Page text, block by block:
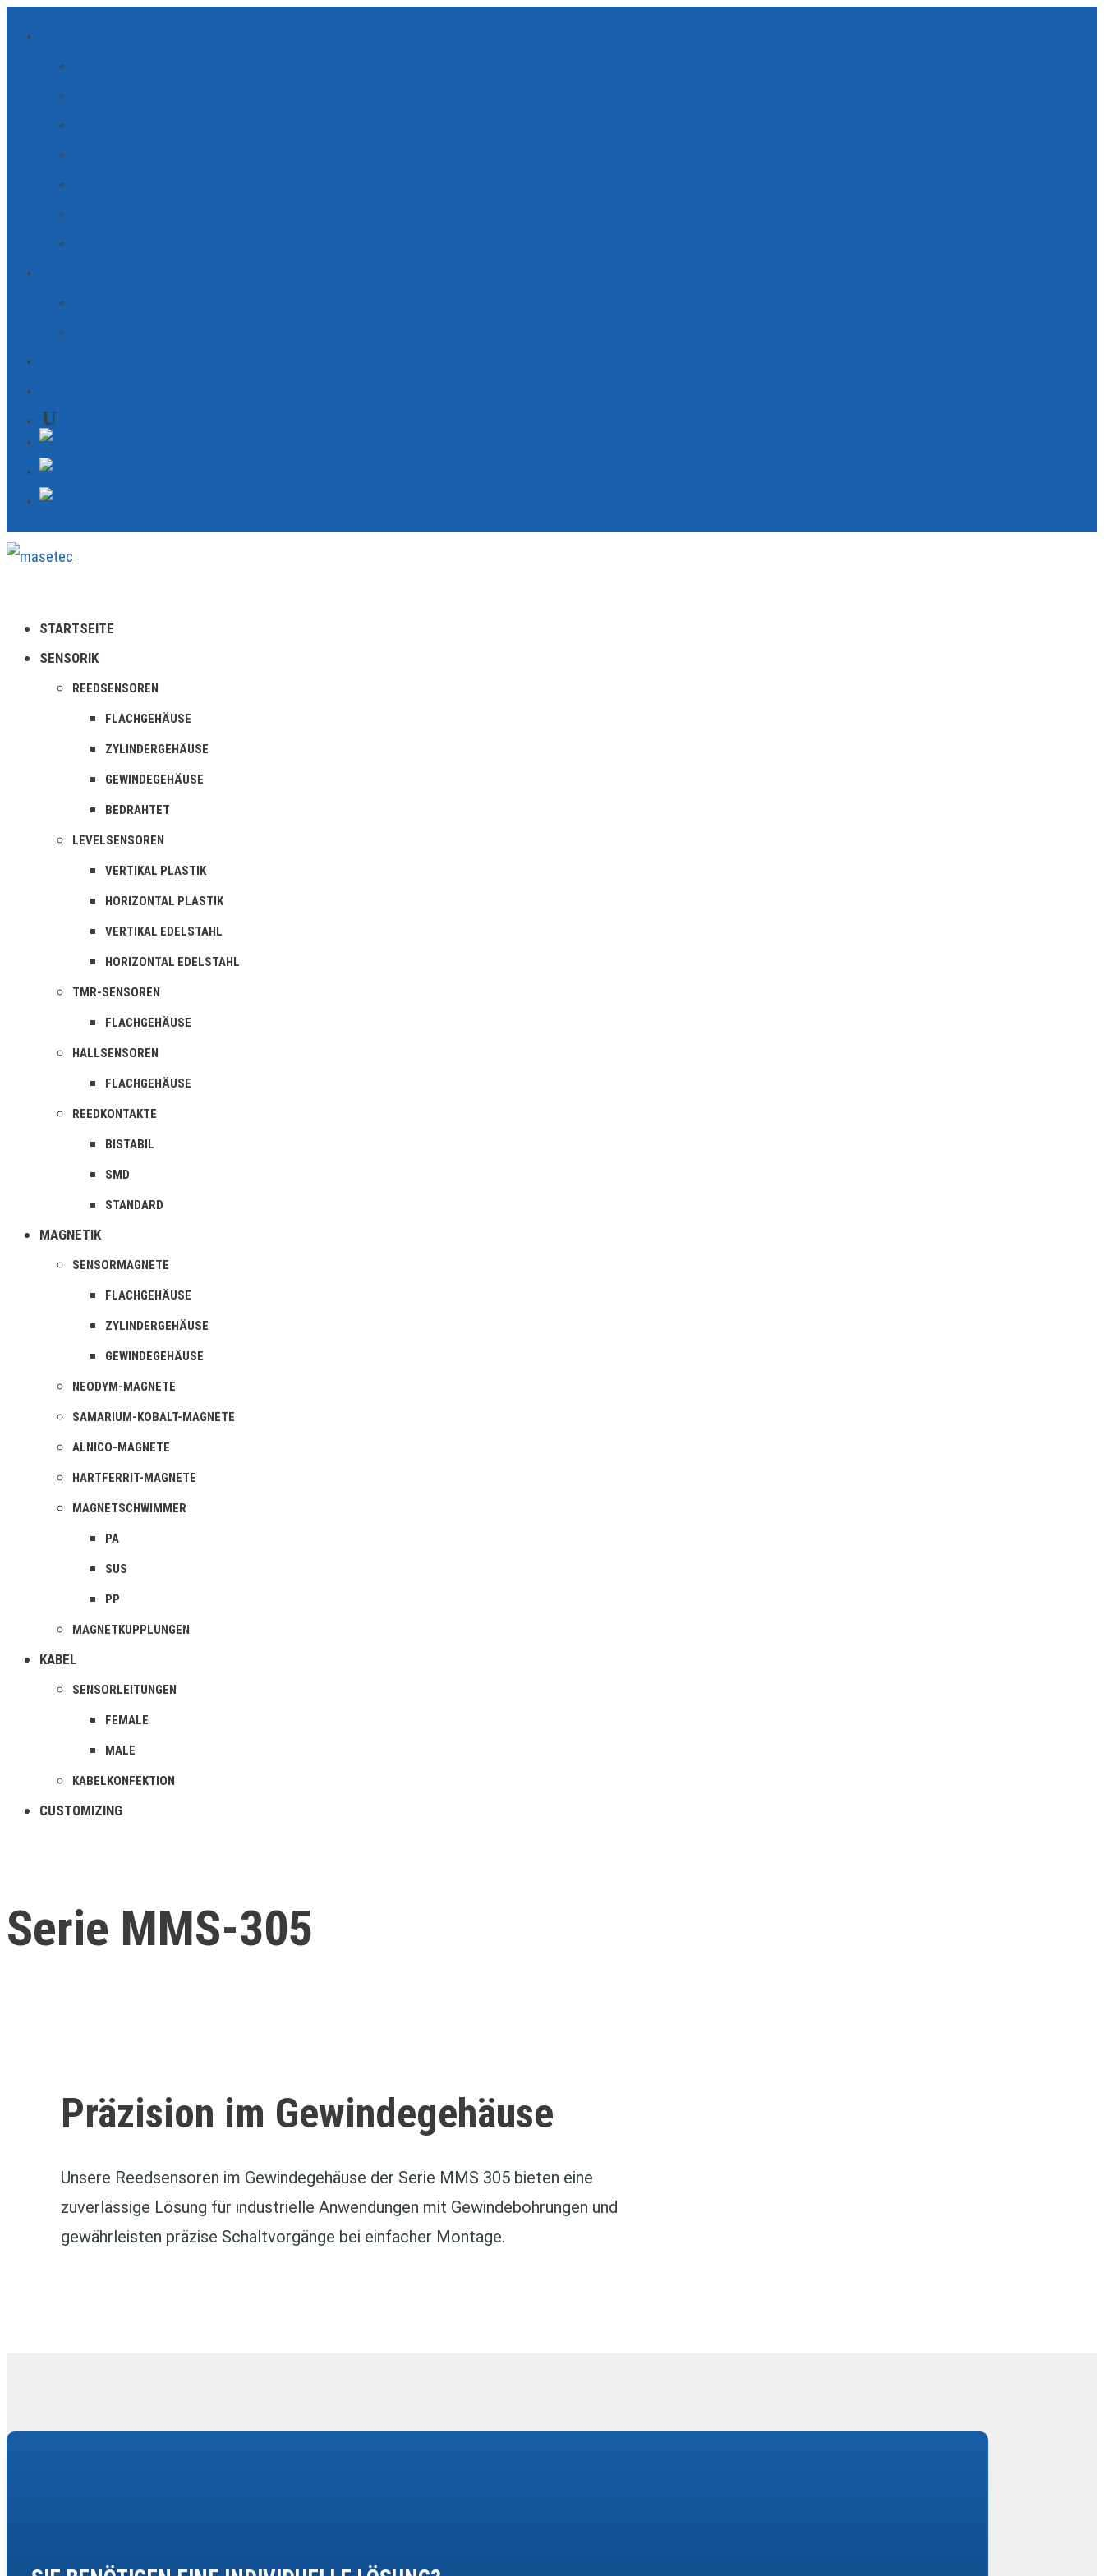
STARTSEITE
SENSORIK
REEDSENSOREN
FLACHGEHÄUSE
ZYLINDERGEHÄUSE
GEWINDEGEHÄUSE
BEDRAHTET
LEVELSENSOREN
VERTIKAL PLASTIK
HORIZONTAL PLASTIK
VERTIKAL EDELSTAHL
HORIZONTAL EDELSTAHL
TMR-SENSOREN
FLACHGEHÄUSE
HALLSENSOREN
FLACHGEHÄUSE
REEDKONTAKTE
BISTABIL
SMD
STANDARD
MAGNETIK
SENSORMAGNETE
FLACHGEHÄUSE
ZYLINDERGEHÄUSE
GEWINDEGEHÄUSE
NEODYM-MAGNETE
SAMARIUM-KOBALT-MAGNETE
ALNICO-MAGNETE
HARTFERRIT-MAGNETE
MAGNETSCHWIMMER
PA
SUS
PP
MAGNETKUPPLUNGEN
KABEL
SENSORLEITUNGEN
FEMALE
MALE
KABELKONFEKTION
CUSTOMIZING
Serie MMS-305
Präzision im Gewindegehäuse
Unsere Reedsensoren im Gewindegehäuse der Serie MMS 305 bieten eine
zuverlässige Lösung für industrielle Anwendungen mit Gewindebohrungen und
gewährleisten präzise Schaltvorgänge bei einfacher Montage.